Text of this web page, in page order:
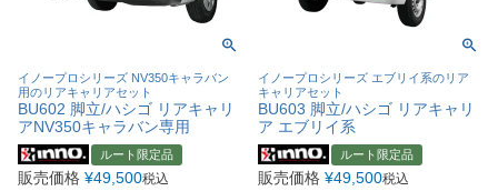
イノープロシリーズ NV350キャラバン
用のリアキャリアセット
BU602 脚立/ハシゴ リアキャリ
アNV350キャラバン専用
ルート限定品
販売価格 ¥49,500税込
イノープロシリーズ エブリイ系のリア
キャリアセット
BU603 脚立/ハシゴ リアキャリ
ア エブリイ系
ルート限定品
販売価格 ¥49,500税込